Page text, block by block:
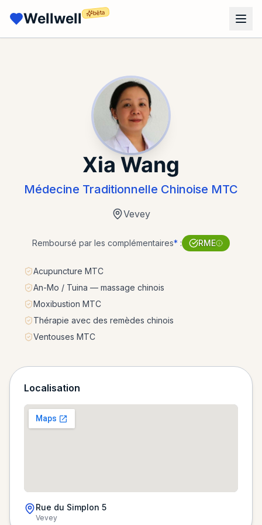
Wellwell bêta
Xia Wang
Médecine Traditionnelle Chinoise MTC
Vevey
Remboursé par les complémentaires* : RME
Acupuncture MTC
An-Mo / Tuina — massage chinois
Moxibustion MTC
Thérapie avec des remèdes chinois
Ventouses MTC
Localisation
Chargement de la carte…
Rue du Simplon 5
Vevey